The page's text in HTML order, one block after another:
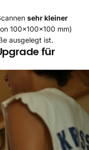
sehr kleiner
100×100×100 mm)
ausgelegt ist.
für